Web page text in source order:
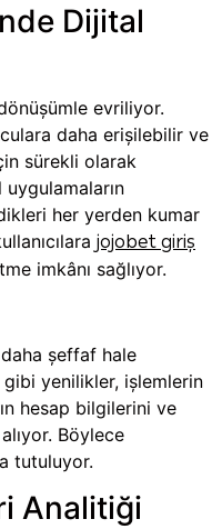
Dijital
evriliyor.
daha erişilebilir ve
sürekli olarak
her yerden kumar
jojobet giriş
imkânı sağlıyor.
şeffaf hale
yenilikler, işlemlerin
hesap bilgilerini ve
Böylece
tutuluyor.
Analitiği